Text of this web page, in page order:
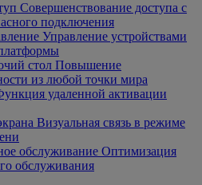
Совершенствование доступа с
подключения
Управление устройствами
стол Повышение
из любой точки мира
удаленной активации
Визуальная связь в режиме
обслуживание Оптимизация
обслуживания